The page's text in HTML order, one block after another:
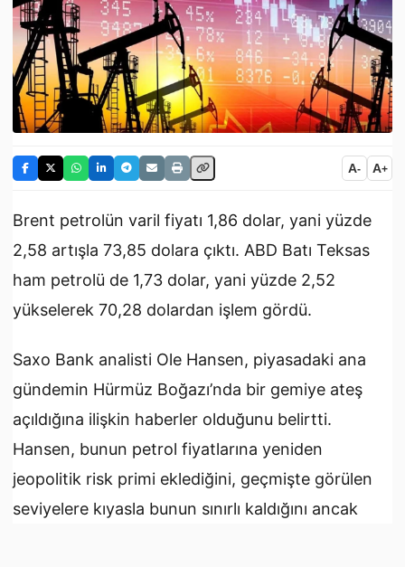
A- A+
Brent petrolün varil fiyatı 1,86 dolar, yani yüzde
2,58 artışla 73,85 dolara çıktı. ABD Batı Teksas
ham petrolü de 1,73 dolar, yani yüzde 2,52
yükselerek 70,28 dolardan işlem gördü.
Saxo Bank analisti Ole Hansen, piyasadaki ana
gündemin Hürmüz Boğazı’nda bir gemiye ateş
açıldığına ilişkin haberler olduğunu belirtti.
Hansen, bunun petrol fiyatlarına yeniden
jeopolitik risk primi eklediğini, geçmişte görülen
seviyelere kıyasla bunun sınırlı kaldığını ancak